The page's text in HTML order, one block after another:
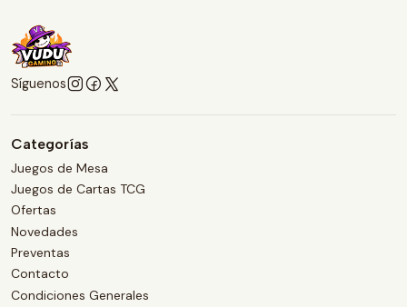
Síguenos
Categorías
Juegos de Mesa
Juegos de Cartas TCG
Ofertas
Novedades
Preventas
Contacto
Condiciones Generales